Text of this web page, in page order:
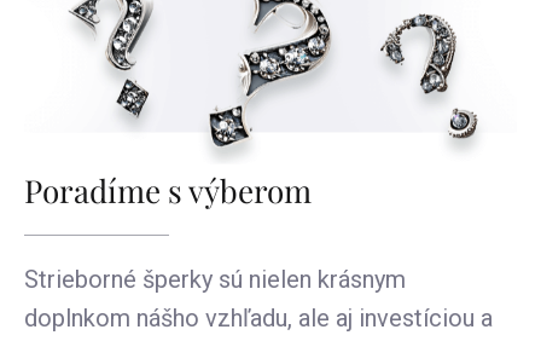
Poradíme s výberom
Strieborné šperky sú nielen krásnym
doplnkom nášho vzhľadu, ale aj investíciou a